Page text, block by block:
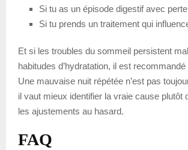
Si tu as un épisode digestif avec
Si tu prends un traitement qui
Et si les troubles du sommeil persistent
habitudes d’hydratation, il est
Une mauvaise nuit répétée n’est pas
il vaut mieux identifier la vraie cause plutôt
les ajustements au hasard.
FAQ